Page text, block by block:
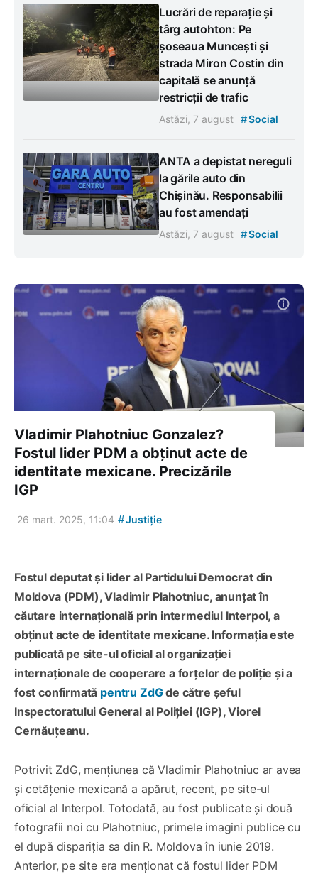
Lucrări de reparație și
târg autohton: Pe
șoseaua Muncești și
strada Miron Costin din
capitală se anunță
restricții de trafic
Astăzi, 7 august #Social
ANTA a depistat nereguli
la gările auto din
Chișinău. Responsabilii
au fost amendați
Astăzi, 7 august #Social
Vladimir Plahotniuc Gonzalez?
Fostul lider PDM a obținut acte de
identitate mexicane. Precizările
IGP
26 mart. 2025, 11:04 #Justiție
Fostul deputat și lider al Partidului Democrat din
Moldova (PDM), Vladimir Plahotniuc, anunțat în
căutare internațională prin intermediul Interpol, a
obținut acte de identitate mexicane. Informația este
publicată pe site-ul oficial al organizației
internaționale de cooperare a forțelor de poliție și a
fost confirmată pentru ZdGde către șeful
Inspectoratului General al Poliției (IGP), Viorel
Cernăuțeanu.
Potrivit ZdG, mențiunea că Vladimir Plahotniuc ar avea
și cetățenie mexicană a apărut, recent, pe site-ul
oficial al Interpol. Totodată, au fost publicate și două
fotografii noi cu Plahotniuc, primele imagini publice cu
el după dispariția sa din R. Moldova în iunie 2019.
Anterior, pe site era menționat că fostul lider PDM